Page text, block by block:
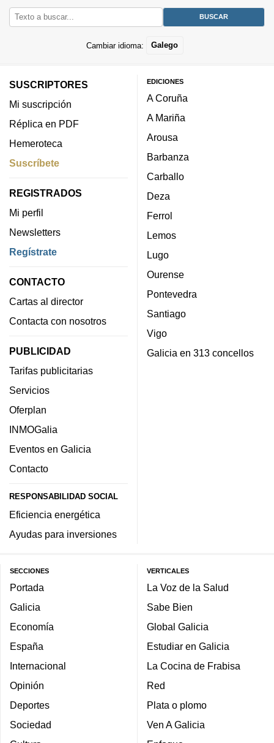
Cambiar idioma: Galego
SUSCRIPTORES
Mi suscripción
Réplica en PDF
Hemeroteca
Suscríbete
REGISTRADOS
Mi perfil
Newsletters
Regístrate
CONTACTO
Cartas al director
Contacta con nosotros
PUBLICIDAD
Tarifas publicitarias
Servicios
Oferplan
INMOGalia
Eventos en Galicia
Contacto
RESPONSABILIDAD SOCIAL
Eficiencia energética
Ayudas para inversiones
EDICIONES
A Coruña
A Mariña
Arousa
Barbanza
Carballo
Deza
Ferrol
Lemos
Lugo
Ourense
Pontevedra
Santiago
Vigo
Galicia en 313 concellos
SECCIONES
Portada
Galicia
Economía
España
Internacional
Opinión
Deportes
Sociedad
VERTICALES
La Voz de la Salud
Sabe Bien
Global Galicia
Estudiar en Galicia
La Cocina de Frabisa
Red
Plata o plomo
Ven A Galicia